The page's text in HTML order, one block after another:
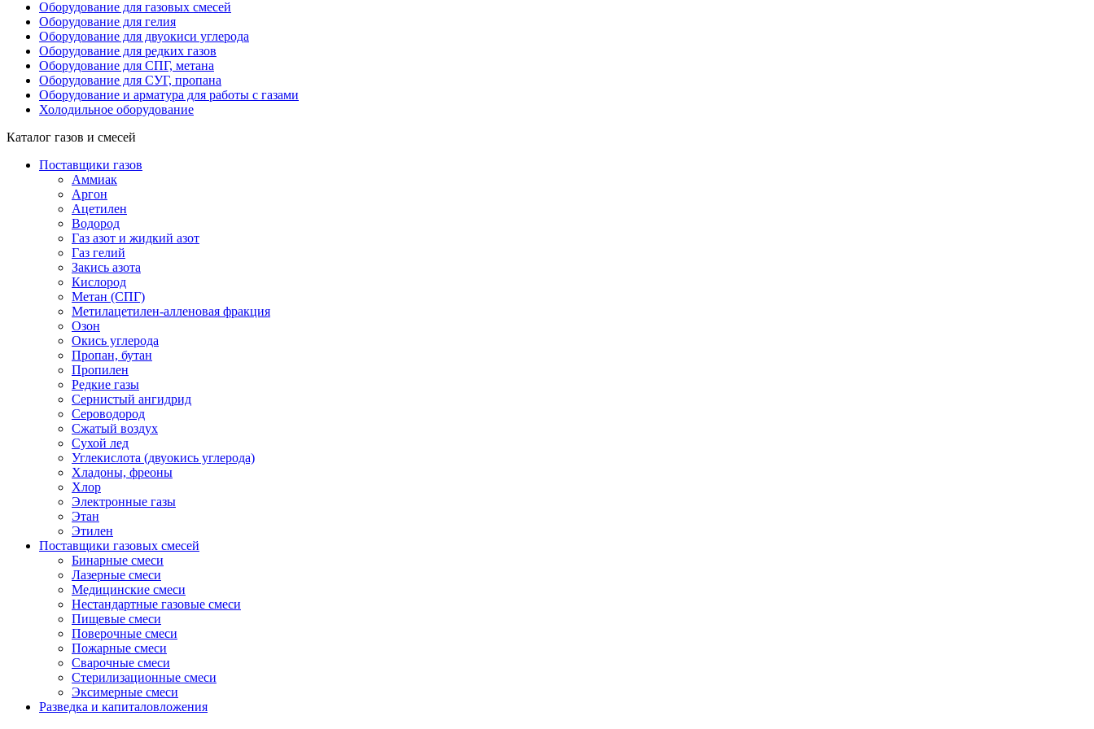
Оборудование для газовых смесей
Оборудование для гелия
Оборудование для двуокиси углерода
Оборудование для редких газов
Оборудование для СПГ, метана
Оборудование для СУГ, пропана
Оборудование и арматура для работы с газами
Холодильное оборудование
Каталог газов и смесей
Поставщики газов
Аммиак
Аргон
Ацетилен
Водород
Газ азот и жидкий азот
Газ гелий
Закись азота
Кислород
Метан (СПГ)
Метилацетилен-алленовая фракция
Озон
Окись углерода
Пропан, бутан
Пропилен
Редкие газы
Сернистый ангидрид
Сероводород
Сжатый воздух
Сухой лед
Углекислота (двуокись углерода)
Хладоны, фреоны
Хлор
Электронные газы
Этан
Этилен
Поставщики газовых смесей
Бинарные смеси
Лазерные смеси
Медицинские смеси
Нестандартные газовые смеси
Пищевые смеси
Поверочные смеси
Пожарные смеси
Сварочные смеси
Стерилизационные смеси
Эксимерные смеси
Разведка и капиталовложения